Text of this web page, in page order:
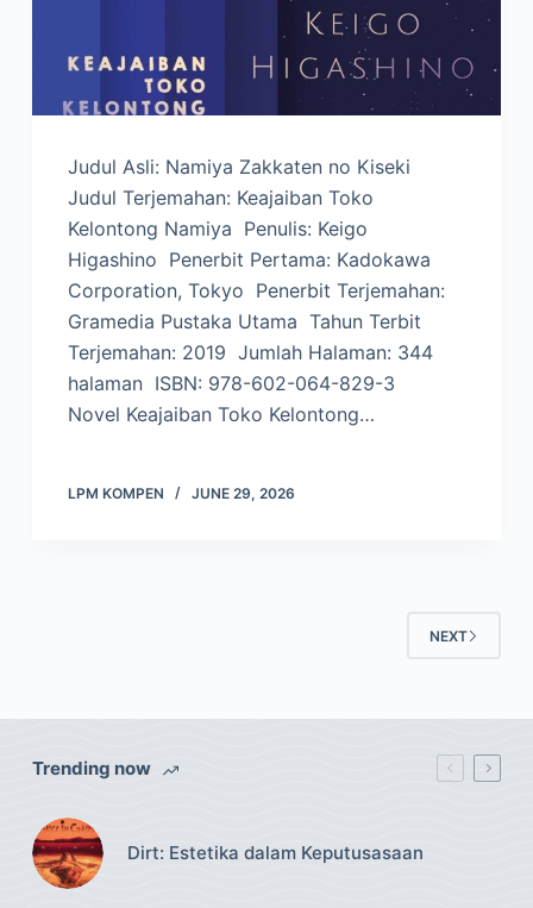
Judul Asli: Namiya Zakkaten no Kiseki
Judul Terjemahan: Keajaiban Toko
Kelontong Namiya Penulis: Keigo
Higashino Penerbit Pertama: Kadokawa
Corporation, Tokyo Penerbit Terjemahan:
Gramedia Pustaka Utama Tahun Terbit
Terjemahan: 2019 Jumlah Halaman: 344
halaman ISBN: 978-602-064-829-3
Novel Keajaiban Toko Kelontong…
LPM KOMPEN JUNE 29, 2026
NEXT
Trending now
Dirt: Estetika dalam Keputusasaan